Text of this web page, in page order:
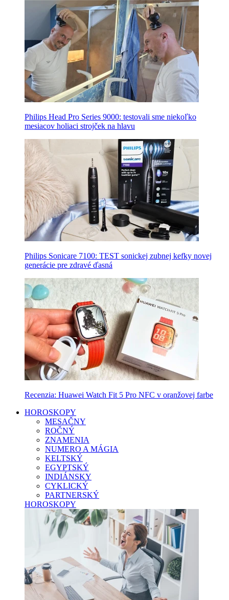
Philips Head Pro Series 9000: testovali sme niekoľko
mesiacov holiaci strojček na hlavu
Philips Sonicare 7100: TEST sonickej zubnej kefky novej
generácie pre zdravé ďasná
Recenzia: Huawei Watch Fit 5 Pro NFC v oranžovej farbe
HOROSKOPY
MESAČNY
ROČNÝ
ZNAMENIA
NUMERO A MÁGIA
KELTSKÝ
EGYPTSKÝ
INDIÁNSKY
CYKLICKÝ
PARTNERSKÝ
HOROSKOPY